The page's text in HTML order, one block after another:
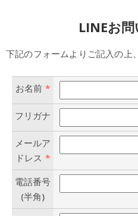
LINEお
下記のフォームよりご記入の上
お名前 *
フリガナ
メールア
ドレス *
電話番号
(半角)